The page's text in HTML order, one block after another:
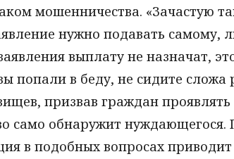
мошенничества. «Зачастую
нужно подавать самому,
выплату не назначат,
попали в беду, не сидите
призвав граждан проявлять
само обнаружит нуждающегося.
в подобных вопросах